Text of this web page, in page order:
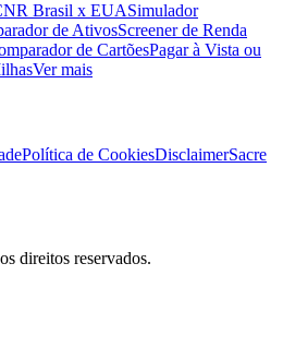
Brasil x EUASimulador
de AtivosScreener de Renda
de CartõesPagar à Vista ou
Ver mais
Política de CookiesDisclaimerSacre
direitos reservados.